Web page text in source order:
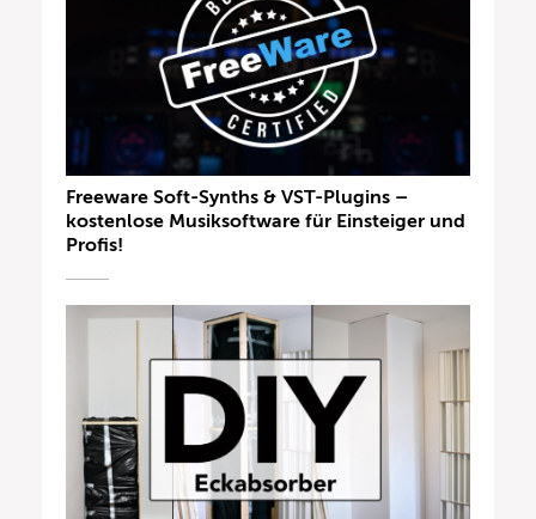
Freeware Soft-Synths & VST-Plugins –
kostenlose Musiksoftware für Einsteiger und
Profis!